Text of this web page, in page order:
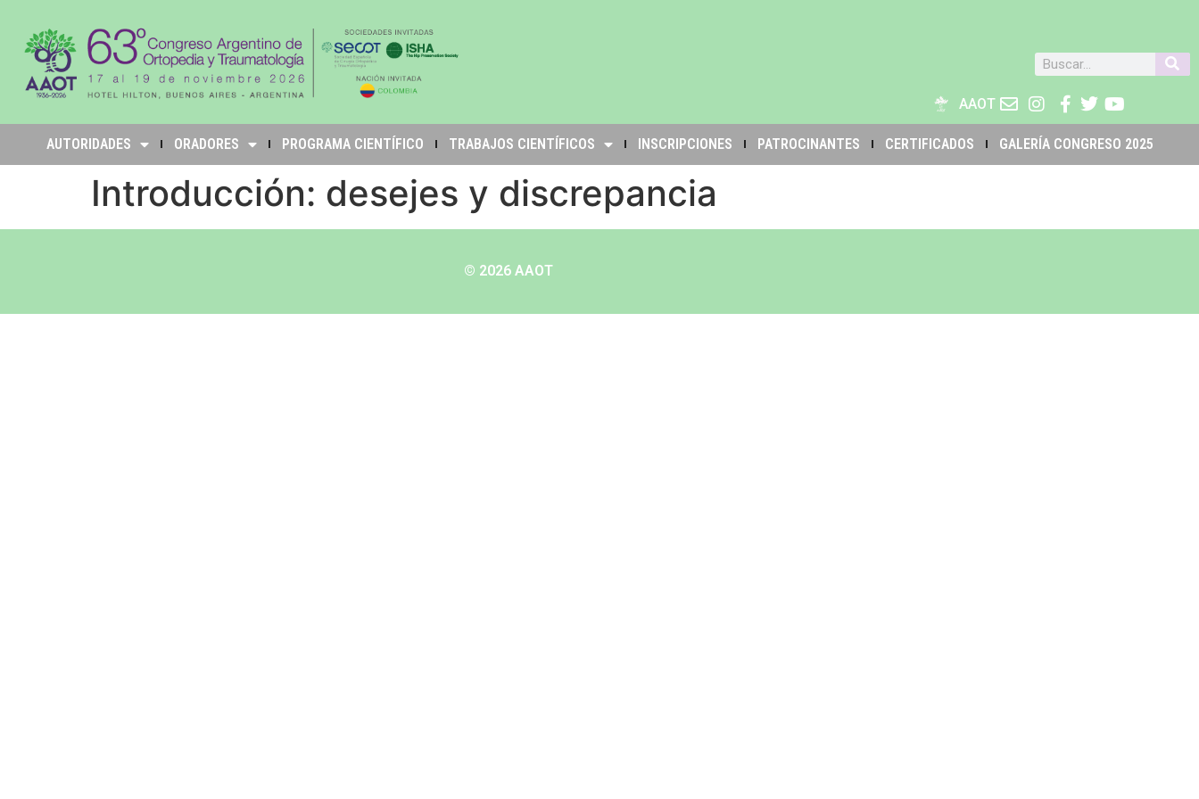
AAOT
AUTORIDADES ORADORES PROGRAMA CIENTÍFICO TRABAJOS CIENTÍFICOS INSCRIPCIONES PATROCINANTES CERTIFICADOS GALERÍA CONGRESO 2025
Introducción: desejes y discrepancia
© 2026 AAOT